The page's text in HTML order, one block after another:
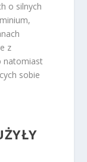
o silnych
z
natomiast
sobie